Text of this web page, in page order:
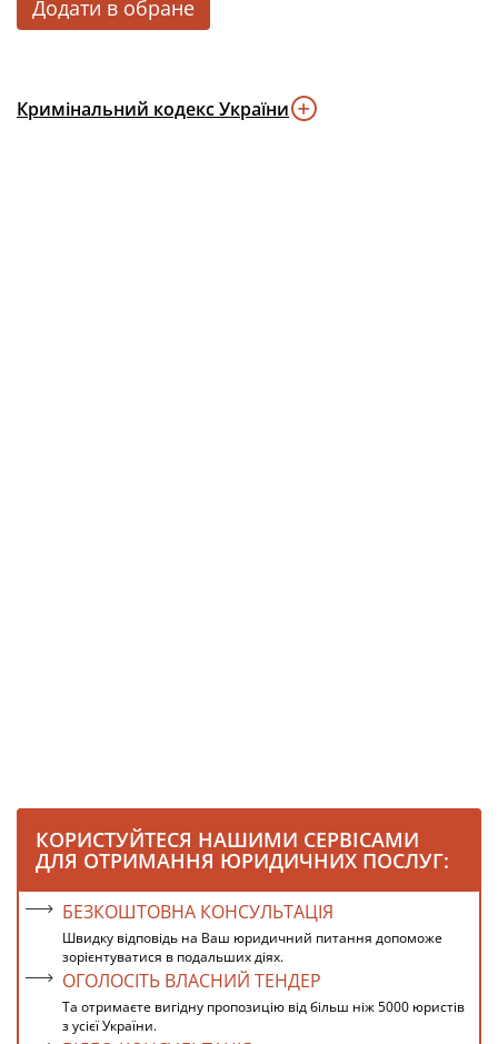
Додати в обране
Кримінальний кодекс України
КОРИСТУЙТЕСЯ НАШИМИ СЕРВІСАМИ
ДЛЯ ОТРИМАННЯ ЮРИДИЧНИХ ПОСЛУГ:
БЕЗКОШТОВНА КОНСУЛЬТАЦІЯ
Швидку відповідь на Ваш юридичний питання допоможе
зорієнтуватися в подальших діях.
ОГОЛОСІТЬ ВЛАСНИЙ ТЕНДЕР
Та отримаєте вигідну пропозицію від більш ніж 5000 юристів
з усієї України.